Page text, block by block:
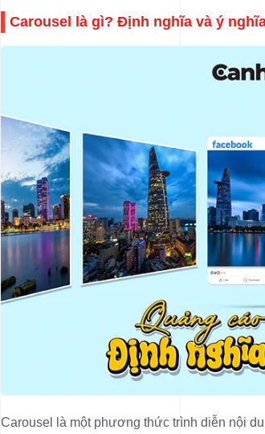
Carousel là gì? Định nghĩa và ý
Carousel là một phương thức trình diễn nội